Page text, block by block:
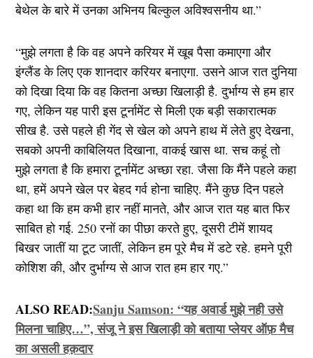
बेथेल के बारे में उनका अभिनय बिल्कुल अविश्वसनीय था.”
“मुझे लगता है कि वह अपने करियर में खूब पैसा कमाएगा और
इंग्लैंड के लिए एक शानदार करियर बनाएगा. उसने आज रात दुनिया
को दिखा दिया कि वह कितना अच्छा खिलाड़ी है. दुर्भाग्य से हम हार
गए, लेकिन यह पारी इस टूर्नामेंट से मिली एक बड़ी सकारात्मक
सीख है. उसे पहले ही गेंद से खेल को अपने हाथ में लेते हुए देखना,
सबको अपनी काबिलियत दिखाना, वाकई खास था. सच कहूं तो
मुझे लगता है कि हमारा टूर्नामेंट अच्छा रहा. जैसा कि मैंने पहले कहा
था, हमें अपने खेल पर बेहद गर्व होना चाहिए. मैंने कुछ दिन पहले
कहा था कि हम कभी हार नहीं मानते, और आज रात यह बात फिर
साबित हो गई. 250 रनों का पीछा करते हुए, दूसरी टीमें शायद
बिखर जातीं या टूट जातीं, लेकिन हम पूरे मैच में डटे रहे. हमने पूरी
कोशिश की, और दुर्भाग्य से आज रात हम हार गए.”
ALSO READ:Sanju Samson: “यह अवार्ड मुझे नही उसे
मिलना चाहिए…”, संजू ने इस खिलाड़ी को बताया प्लेयर ऑफ़ मैच
का असली हक़दार